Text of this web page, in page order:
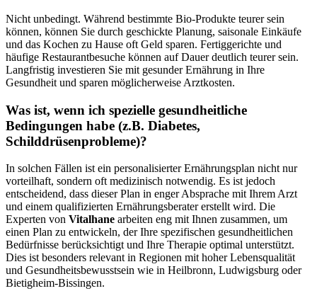
Nicht unbedingt. Während bestimmte Bio-Produkte teurer sein
können, können Sie durch geschickte Planung, saisonale Einkäufe
und das Kochen zu Hause oft Geld sparen. Fertiggerichte und
häufige Restaurantbesuche können auf Dauer deutlich teurer sein.
Langfristig investieren Sie mit gesunder Ernährung in Ihre
Gesundheit und sparen möglicherweise Arztkosten.
Was ist, wenn ich spezielle gesundheitliche
Bedingungen habe (z.B. Diabetes,
Schilddrüsenprobleme)?
In solchen Fällen ist ein personalisierter Ernährungsplan nicht nur
vorteilhaft, sondern oft medizinisch notwendig. Es ist jedoch
entscheidend, dass dieser Plan in enger Absprache mit Ihrem Arzt
und einem qualifizierten Ernährungsberater erstellt wird. Die
Experten von Vitalhane arbeiten eng mit Ihnen zusammen, um
einen Plan zu entwickeln, der Ihre spezifischen gesundheitlichen
Bedürfnisse berücksichtigt und Ihre Therapie optimal unterstützt.
Dies ist besonders relevant in Regionen mit hoher Lebensqualität
und Gesundheitsbewusstsein wie in Heilbronn, Ludwigsburg oder
Bietigheim-Bissingen.